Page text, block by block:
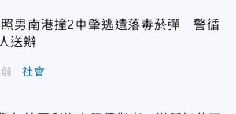
照男南港撞2車肇逃遺落毒菸彈 警循
送辦
社會